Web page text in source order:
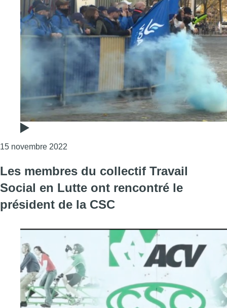
15 novembre 2022
Les membres du collectif Travail
Social en Lutte ont rencontré le
président de la CSC